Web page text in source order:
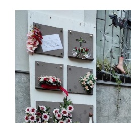
Ajuntament
Ciutadania
Actualitat
View
Larger
Image